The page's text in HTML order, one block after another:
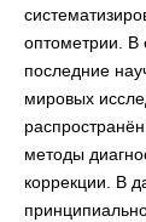
оптометрии. В
последние
мировых
методы
коррекции. В